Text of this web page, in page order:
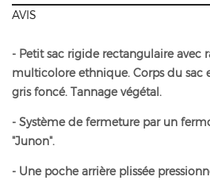
AVIS
- Petit sac rigide rectangulaire avec
multicolore ethnique. Corps du sac
gris foncé. Tannage végétal.
- Système de fermeture par un
"Junon".
- Une poche arrière plissée